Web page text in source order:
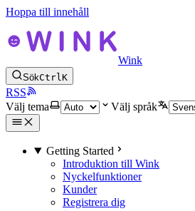
Hoppa till innehåll
Wink
SökCtrlK
RSS
Välj tema
Välj språk
Getting Started
Introduktion till Wink
Nyckelfunktioner
Kunder
Registrera dig